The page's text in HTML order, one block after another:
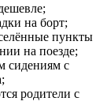
на борт;
пункты
на поезде;
сидениям с
родители с